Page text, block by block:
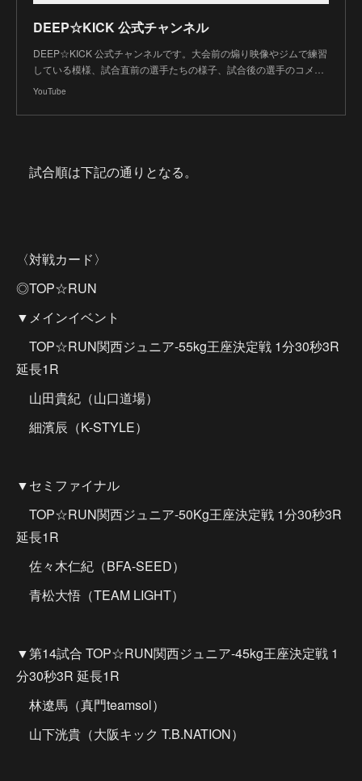
DEEP☆KICK 公式チャンネル
DEEP☆KICK 公式チャンネルです。大会前の煽り映像やジムで練習
している模様、試合直前の選手たちの様子、試合後の選手のコメ…
YouTube
試合順は下記の通りとなる。
〈対戦カード〉
◎TOP☆RUN
▼メインイベント
TOP☆RUN関西ジュニア-55kg王座決定戦 1分30秒3R
延長1R
山田貴紀（山口道場）
細濱辰（K-STYLE）
▼セミファイナル
TOP☆RUN関西ジュニア-50Kg王座決定戦 1分30秒3R
延長1R
佐々木仁紀（BFA-SEED）
青松大悟（TEAM LIGHT）
▼第14試合 TOP☆RUN関西ジュニア-45kg王座決定戦 1
分30秒3R 延長1R
林遼馬（真門teamsol）
山下洸貴（大阪キック T.B.NATION）